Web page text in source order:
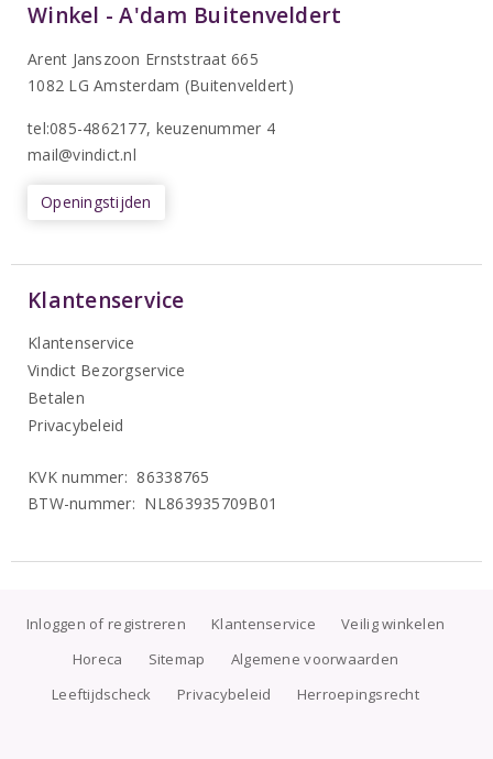
Winkel - A'dam Buitenveldert
Arent Janszoon Ernststraat 665
1082 LG Amsterdam (Buitenveldert)
tel:085-4862177, keuzenummer 4
mail@vindict.nl
Openingstijden
Klantenservice
Klantenservice
Vindict Bezorgservice
Betalen
Privacybeleid
KVK nummer: 86338765
BTW-nummer: NL863935709B01
Inloggen of registreren Klantenservice
Veilig winkelen
Horeca
Sitemap
Algemene voorwaarden
Leeftijdscheck
Privacybeleid Herroepingsrecht